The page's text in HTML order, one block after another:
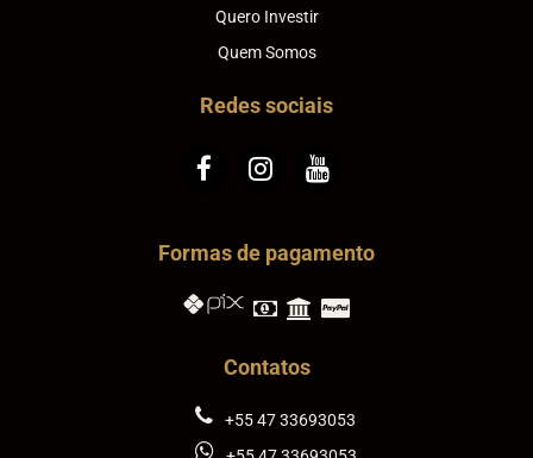
Quero Investir
Quem Somos
Redes sociais
Formas de pagamento
Contatos
+55 47 33693053